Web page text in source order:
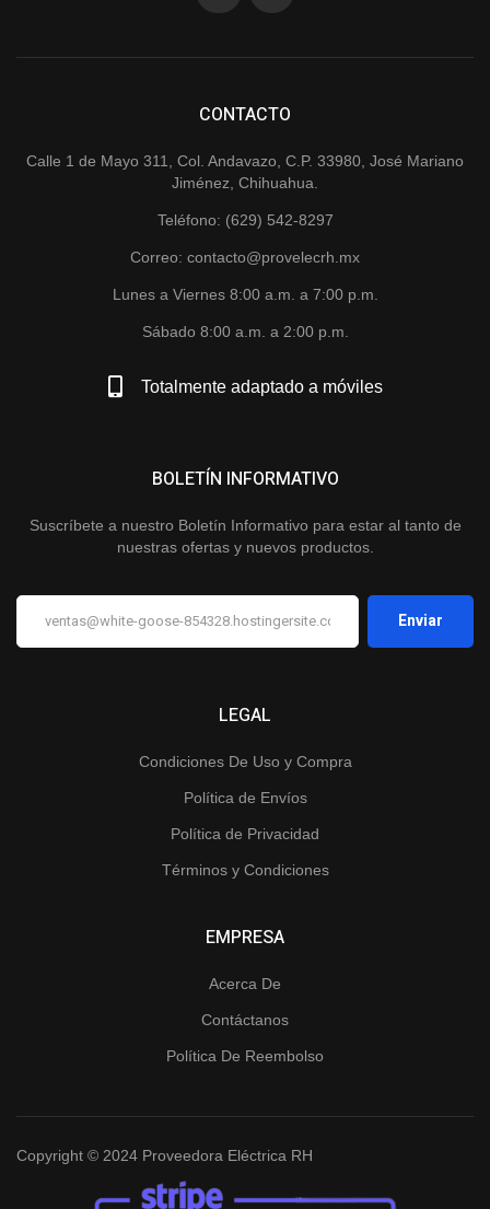
CONTACTO
Calle 1 de Mayo 311, Col. Andavazo, C.P. 33980, José Mariano
Jiménez, Chihuahua.
Teléfono: (629) 542-8297
Correo: contacto@provelecrh.mx
Lunes a Viernes 8:00 a.m. a 7:00 p.m.
Sábado 8:00 a.m. a 2:00 p.m.
Totalmente adaptado a móviles
LEGAL
Condiciones De Uso y Compra
Política de Envíos
Política de Privacidad
Términos y Condiciones
EMPRESA
Acerca De
Contáctanos
Política De Reembolso
BOLETÍN INFORMATIVO
Suscríbete a nuestro Boletín Informativo para estar al tanto de
nuestras ofertas y nuevos productos.
Copyright © 2024 Proveedora Eléctrica RH